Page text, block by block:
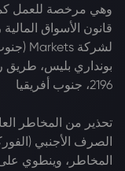
وهي مرخصة للعمل
بونداري بليس، طريق
2196، جنوب أفريقيا
تحذير من المخاطر
المخاطر، وينطوي